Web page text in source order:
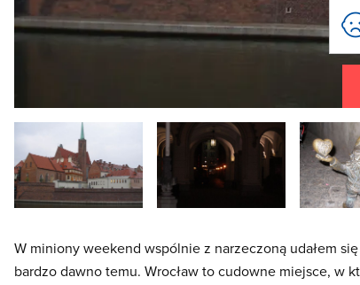
W miniony weekend wspólnie z narzeczoną udałem
bardzo dawno temu. Wrocław to cudowne miejsce, w